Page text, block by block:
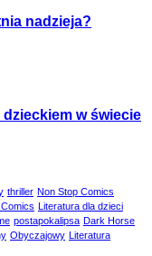
nadzieja?
w świecie
thriller Non Stop Comics
Literatura dla dzieci
postapokalipsa Dark Horse
Obyczajowy Literatura